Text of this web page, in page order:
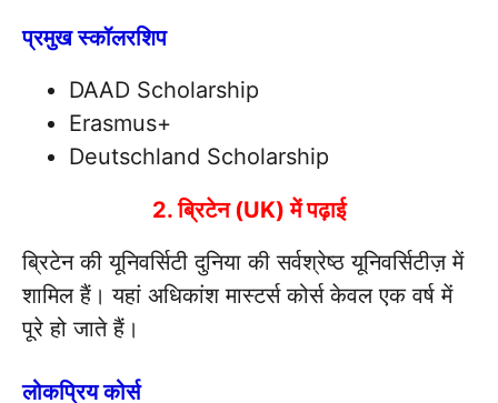
प्रमुख स्कॉलरशिप
DAAD Scholarship
Erasmus+
Deutschland Scholarship
2. ब्रिटेन (UK) में पढ़ाई
ब्रिटेन की यूनिवर्सिटी दुनिया की सर्वश्रेष्ठ यूनिवर्सिटीज़ में
शामिल हैं। यहां अधिकांश मास्टर्स कोर्स केवल एक वर्ष में
पूरे हो जाते हैं।
लोकप्रिय कोर्स